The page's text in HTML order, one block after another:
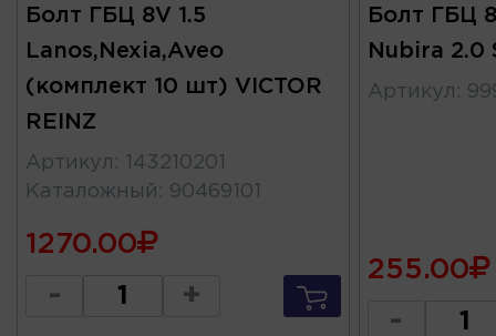
Болт ГБЦ 8V 1.5
Lanos,Nexia,Aveo
(комплект 10 шт) VICTOR
REINZ
Артикул :
143210201
Каталожный : 90469101
1270.00
- +
Болт ГБЦ
Nubira 2.0
Артикул :
255.00
-